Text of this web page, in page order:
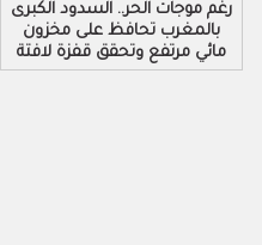
رغم موجات الحر.. السدود الكبرى
بالمغرب تحافظ على مخزون
مائي مرتفع وتحقق قفزة لافتة